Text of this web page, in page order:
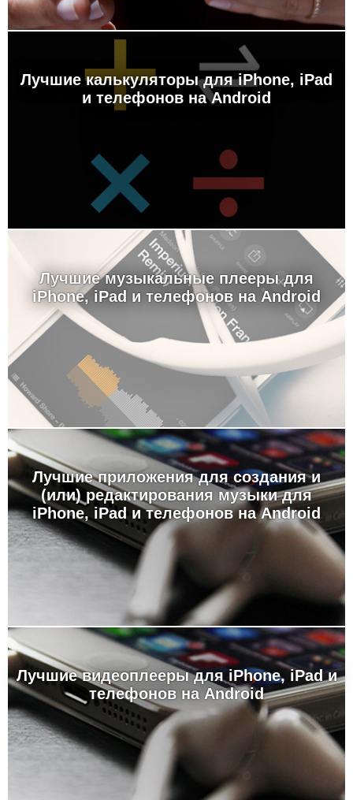
Лучшие калькуляторы для iPhone, iPad
и телефонов на Android
Лучшие музыкальные плееры для
iPhone, iPad и телефонов на Android
Лучшие приложения для создания и
(или) редактирования музыки для
iPhone, iPad и телефонов на Android
Лучшие видеоплееры для iPhone, iPad и
телефонов на Android